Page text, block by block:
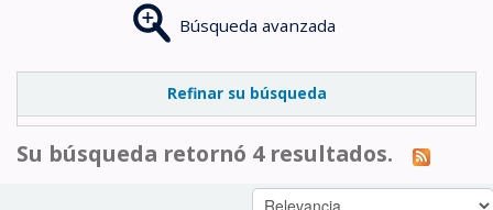
Búsqueda avanzada
Refinar su búsqueda
Su búsqueda retornó 4 resultados.